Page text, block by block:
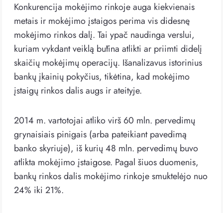
Konkurencija mokėjimo rinkoje auga kiekvienais
metais ir mokėjimo įstaigos perima vis didesnę
mokėjimo rinkos dalį. Tai ypač naudinga verslui,
kuriam vykdant veiklą būtina atlikti ar priimti didelį
skaičių mokėjimų operacijų. Išanalizavus istorinius
bankų įkainių pokyčius, tikėtina, kad mokėjimo
įstaigų rinkos dalis augs ir ateityje.
2014 m. vartotojai atliko virš 60 mln. pervedimų
grynaisiais pinigais (arba pateikiant pavedimą
banko skyriuje), iš kurių 48 mln. pervedimų buvo
atlikta mokėjimo įstaigose. Pagal šiuos duomenis,
bankų rinkos dalis mokėjimo rinkoje smuktelėjo nuo
24% iki 21%.